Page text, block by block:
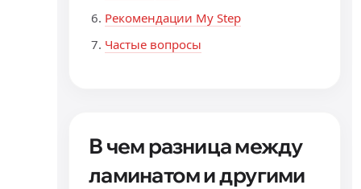
Рекомендации My Step
Частые вопросы
В чем разница между
ламинатом и другими